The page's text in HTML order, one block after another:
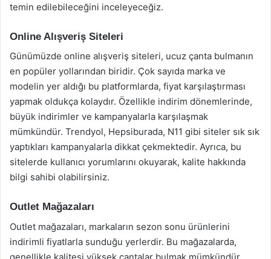
temin edilebileceğini inceleyeceğiz.
Online Alışveriş Siteleri
Günümüzde online alışveriş siteleri, ucuz çanta bulmanın
en popüler yollarından biridir. Çok sayıda marka ve
modelin yer aldığı bu platformlarda, fiyat karşılaştırması
yapmak oldukça kolaydır. Özellikle indirim dönemlerinde,
büyük indirimler ve kampanyalarla karşılaşmak
mümkündür. Trendyol, Hepsiburada, N11 gibi siteler sık sık
yaptıkları kampanyalarla dikkat çekmektedir. Ayrıca, bu
sitelerde kullanıcı yorumlarını okuyarak, kalite hakkında
bilgi sahibi olabilirsiniz.
Outlet Mağazaları
Outlet mağazaları, markaların sezon sonu ürünlerini
indirimli fiyatlarla sunduğu yerlerdir. Bu mağazalarda,
genellikle kalitesi yüksek çantalar bulmak mümkündür.